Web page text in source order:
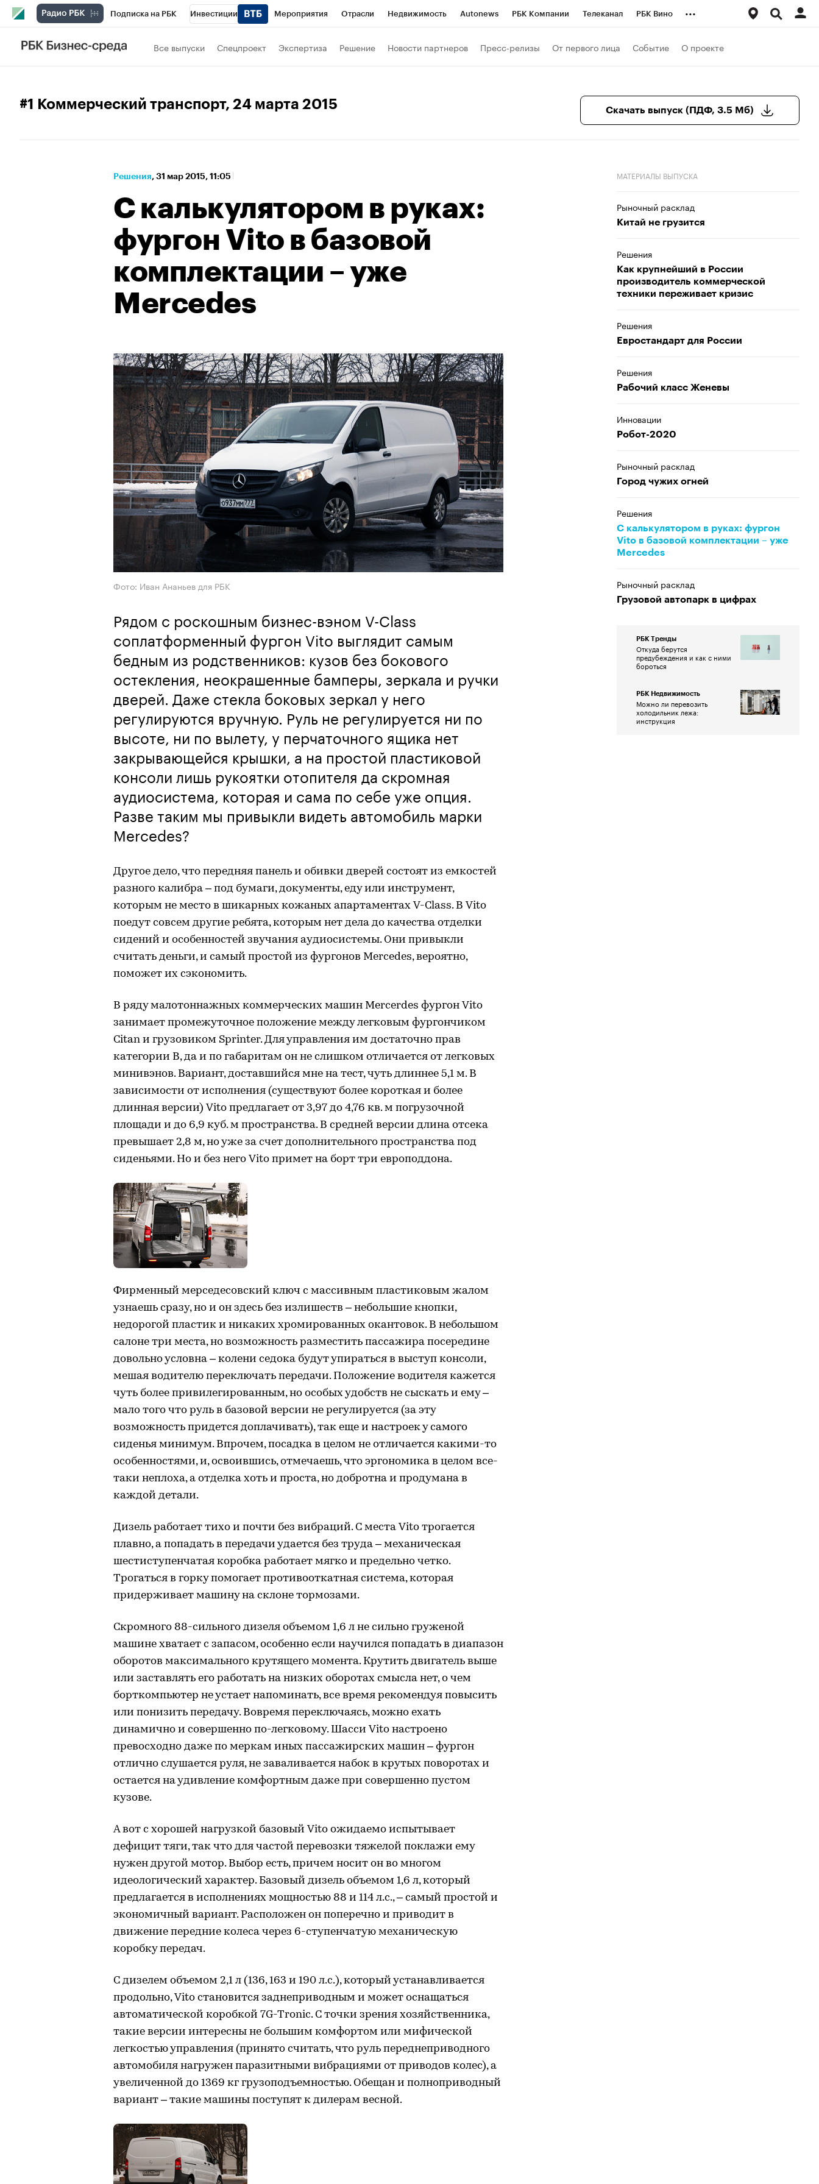
Подписка на РБК Инвестиции Мероприятия Отрасли Недвижимость Autonews РБК Компании Телеканал РБК Вино
Спорт
Спецпроекты СПб Бизнес
...
Все выпуски Спецпроект Экспертиза Решение Новости партнеров Пресс-релизы От первого лица Событие О проекте
#1 Коммерческий транспорт, 24 марта 2015 Скачать выпуск (ПДФ, 3.5 Мб)
Решения⁠, 31 мар 2015, 11:05
С калькулятором в руках:
фургон Vito в базовой
комплектации – уже
Mercedes
Фото: Иван Ананьев для РБК
Рядом с роскошным бизнес-вэном V-Class
соплатформенный фургон Vito выглядит самым
бедным из родственников: кузов без бокового
остекления, неокрашенные бамперы, зеркала и ручки
дверей. Даже стекла боковых зеркал у него
регулируются вручную. Руль не регулируется ни по
высоте, ни по вылету, у перчаточного ящика нет
закрывающейся крышки, а на простой пластиковой
консоли лишь рукоятки отопителя да скромная
аудиосистема, которая и сама по себе уже опция.
Разве таким мы привыкли видеть автомобиль марки
Mercedes?
Другое дело, что передняя панель и обивки дверей состоят из емкостей
разного калибра – под бумаги, документы, еду или инструмент,
которым не место в шикарных кожаных апартаментах V-Class. В Vito
поедут совсем другие ребята, которым нет дела до качества отделки
сидений и особенностей звучания аудиосистемы. Они привыкли
считать деньги, и самый простой из фургонов Mercedes, вероятно,
поможет их сэкономить.
В ряду малотоннажных коммерческих машин Mercerdes фургон Vito
занимает промежуточное положение между легковым фургончиком
Citan и грузовиком Sprinter. Для управления им достаточно прав
категории B, да и по габаритам он не слишком отличается от легковых
минивэнов. Вариант, доставшийся мне на тест, чуть длиннее 5,1 м. В
зависимости от исполнения (существуют более короткая и более
длинная версии) Vito предлагает от 3,97 до 4,76 кв. м погрузочной
площади и до 6,9 куб. м пространства. В средней версии длина отсека
превышает 2,8 м, но уже за счет дополнительного пространства под
сиденьями. Но и без него Vito примет на борт три европоддона.
Фирменный мерседесовский ключ с массивным пластиковым жалом
узнаешь сразу, но и он здесь без излишеств – небольшие кнопки,
недорогой пластик и никаких хромированных окантовок. В небольшом
салоне три места, но возможность разместить пассажира посередине
довольно условна – колени седока будут упираться в выступ консоли,
мешая водителю переключать передачи. Положение водителя кажется
чуть более привилегированным, но особых удобств не сыскать и ему –
мало того что руль в базовой версии не регулируется (за эту
возможность придется доплачивать), так еще и настроек у самого
сиденья минимум. Впрочем, посадка в целом не отличается какими-то
особенностями, и, освоившись, отмечаешь, что эргономика в целом все-
таки неплоха, а отделка хоть и проста, но добротна и продумана в
каждой детали.
Дизель работает тихо и почти без вибраций. С места Vito трогается
плавно, а попадать в передачи удается без труда – механическая
шестиступенчатая коробка работает мягко и предельно четко.
Трогаться в горку помогает противооткатная система, которая
придерживает машину на склоне тормозами.
Скромного 88-сильного дизеля объемом 1,6 л не сильно груженой
машине хватает с запасом, особенно если научился попадать в диапазон
оборотов максимального крутящего момента. Крутить двигатель выше
или заставлять его работать на низких оборотах смысла нет, о чем
борткомпьютер не устает напоминать, все время рекомендуя повысить
или понизить передачу. Вовремя переключаясь, можно ехать
динамично и совершенно по-легковому. Шасси Vito настроено
превосходно даже по меркам иных пассажирских машин – фургон
отлично слушается руля, не заваливается набок в крутых поворотах и
остается на удивление комфортным даже при совершенно пустом
кузове.
А вот с хорошей нагрузкой базовый Vito ожидаемо испытывает
дефицит тяги, так что для частой перевозки тяжелой поклажи ему
нужен другой мотор. Выбор есть, причем носит он во многом
идеологический характер. Базовый дизель объемом 1,6 л, который
предлагается в исполнениях мощностью 88 и 114 л.с., – самый простой и
экономичный вариант. Расположен он поперечно и приводит в
движение передние колеса через 6-ступенчатую механическую
коробку передач.
С дизелем объемом 2,1 л (136, 163 и 190 л.с.), который устанавливается
продольно, Vito становится заднеприводным и может оснащаться
автоматической коробкой 7G-Tronic. С точки зрения хозяйственника,
такие версии интересны не большим комфортом или мифической
легкостью управления (принято считать, что руль переднеприводного
автомобиля нагружен паразитными вибрациями от приводов колес), а
увеличенной до 1369 кг грузоподъемностью. Обещан и полноприводный
вариант – такие машины поступят к дилерам весной.
МАТЕРИАЛЫ ВЫПУСКА
Рыночный расклад
Китай не грузится
Решения
Как крупнейший в России
производитель коммерческой
техники переживает кризис
Решения
Евростандарт для России
Решения
Рабочий класс Женевы
Инновации
Робот-2020
Рыночный расклад
Город чужих огней
Решения
С калькулятором в руках: фургон
Vito в базовой комплектации – уже
Mercedes
Рыночный расклад
Грузовой автопарк в цифрах
РБК Тренды
Откуда берутся
предубеждения и как с ними
бороться
РБК Недвижимость
Можно ли перевозить
холодильник лежа:
инструкция